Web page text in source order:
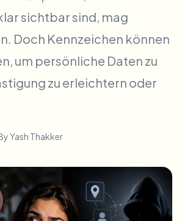
- Video
und Überprüfung
sichtbar sind, mag
Doch Kennzeichen können
um persönliche Daten zu
zu erleichtern oder
Yash Thakker